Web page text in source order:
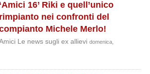
‘Amici 16’ Riki e quell’unico
rimpianto nei confronti del
Michele Merlo!
Le news sugli ex allievi domenica,